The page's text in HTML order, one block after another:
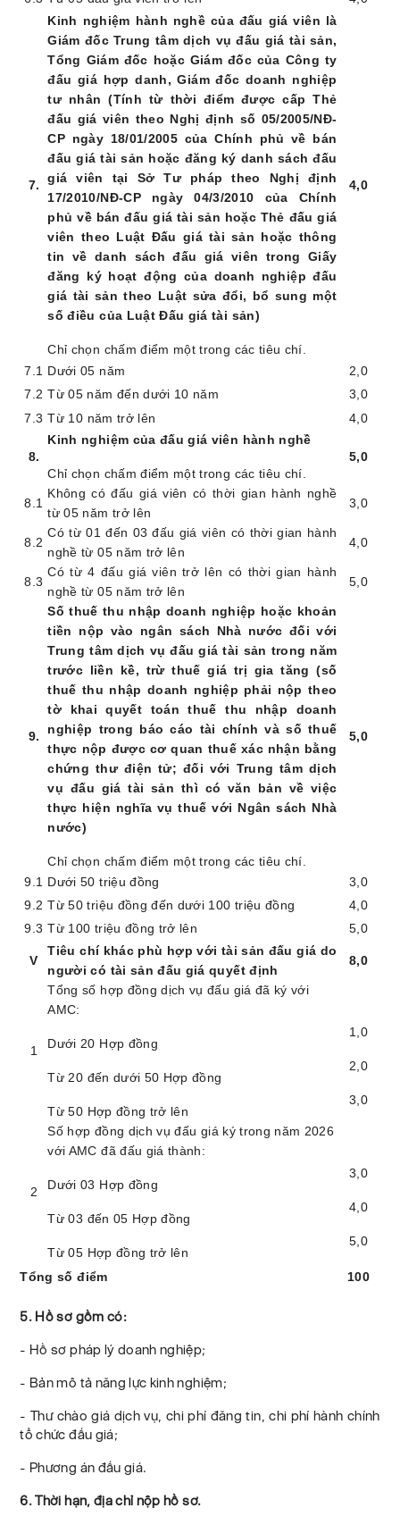
7.
Kinh nghiệm hành nghề của đấu giá viên là
Giám đốc Trung tâm dịch vụ đấu giá tài sản,
Tổng Giám đốc hoặc Giám đốc của Công ty
đấu giá hợp danh, Giám đốc doanh nghiệp
tư nhân (Tính từ thời điểm được cấp Thẻ
đấu giá viên theo Nghị định số 05/2005/NĐ-
CP ngày 18/01/2005 của Chính phủ về bán
đấu giá tài sản hoặc đăng ký danh sách đấu
giá viên tại Sở Tư pháp theo Nghị định
17/2010/NĐ-CP ngày 04/3/2010 của Chính
phủ về bán đấu giá tài sản hoặc Thẻ đấu giá
viên theo Luật Đấu giá tài sản hoặc thông
tin về danh sách đấu giá viên trong Giấy
đăng ký hoạt động của doanh nghiệp đấu
giá tài sản theo Luật sửa đổi, bổ sung một
số điều của Luật Đấu giá tài sản)
Chỉ chọn chấm điểm một trong các tiêu chí
4,0
7.1 Dưới05 năm
2,0
7.2 Từ 05 năm đến dưới 10 năm
3,0
7.3 Từ 10 năm trở lên 4,0
8.
Kinh nghiệm của đấu giá viên hành nghề
Chỉ chọn chấm điểm một trong các tiêu chí.
5,0
8.1
Không có đấu giá viên có thời gian hành nghề
từ 05 năm trở lên
3,0
8 .2
Cótừ 01 đến 03 đấu giá viên có thời gian hành
nghề từ 05 năm trở lên
4,0
8 .3
Cótừ 4 đấu giá viên trở lên có thời gian hành
nghề từ 05 năm trở lên
5 ,0
9.
Số thuế thu nhập doanh nghiệp hoặc khoản
tiền nộp vào ngân sách Nhà nước đối với
Trung tâm dịch vụ đấu giá tài sản trong năm
trước liền kề, trừ thuế giá trị gia tăng (số
thuế thu nhập doanh nghiệp phải nộp theo
tờ khai quyết toán thuế thu nhập doanh
nghiệp trong báo cáo tài chính và số thuế
thực nộp được cơ quan thuế xác nhận bằng
chứng thư điện tử; đối với Trung tâm dịch
vụ đấu giá tài sản thì có văn bản về việc
thực hiện nghĩa vụ thuế với Ngân sách Nhà
nước)
Chỉ chọn chấm điểm một trong các tiêu chí.
5,0
9.1 Dưới 50 triệu đồng
3,0
9.2 Từ 50 triệu đồng đến dưới 100 triệu đồng
4,0
9.3 Từ 100 triệu đồng trở lên 5,0
V
Tiêu chí khác phù hợp với tài sản đấu giá do
người có tài sản đấu giá quyết định
8,0
1
Tổng số hợp đồng dịch vụđấu giá đã ký với
AMC:
Dưới 20 Hợp đồng
Từ 20 đến dưới 50 Hợp đồng
Từ50 Hợp đồng trở lên
1,0
2,0
3,0
2
Số hợp đồng dịch vụđấu giá kýtrong năm 2026
với AMC đã đấu giá thành:
Dưới 03 Hợp đồng
Từ03 đến 05 Hợp đồng
Từ05 Hợp đồng trở lên
3 ,0
4 ,0
5 ,0
Tổng số điểm 100
5. Hồ sơ gồm có:
- Hồ sơ pháp lý doanh nghiệp;
- Bản mô tả năng lực kinh nghiệm;
- Thư chào giá dịch vụ, chi phí đăng tin, chi phí hành chính
tổ chức đấu giá;
- Phương án đấu giá.
6. Thời hạn, địa chỉ nộp hồ sơ.